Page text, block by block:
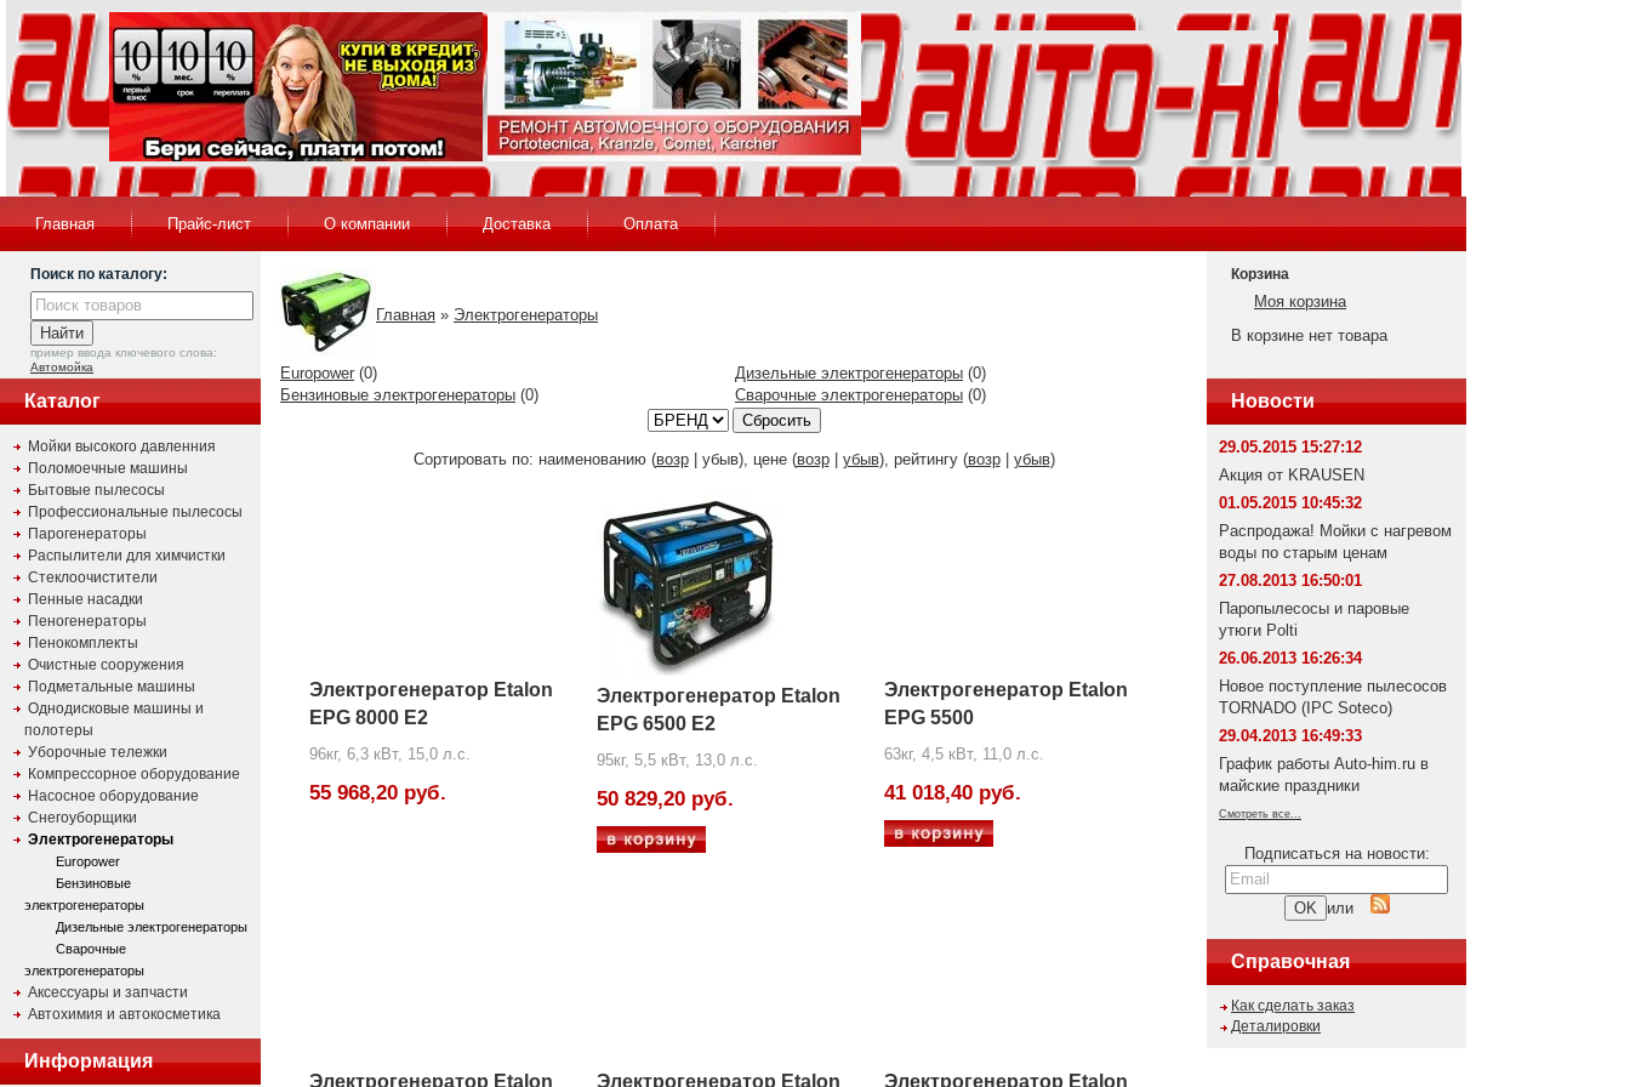
Главная Прайс-лист О компании Доставка Оплата
Поиск по каталогу:
пример ввода ключевого слова:
Автомойка
Каталог
Мойки высокого давленния
Поломоечные машины
Бытовые пылесосы
Профессиональные пылесосы
Парогенераторы
Распылители для химчистки
Стеклоочистители
Пенные насадки
Пеногенераторы
Пенокомплекты
Очистные сооружения
Подметальные машины
Однодисковые машины и
полотеры
Уборочные тележки
Компрессорное оборудование
Насосное оборудование
Снегоуборщики
Электрогенераторы
Europower
Бензиновые
электрогенераторы
Дизельные электрогенераторы
Сварочные
электрогенераторы
Аксессуары и запчасти
Автохимия и автокосметика
Информация
Главная » Электрогенераторы
Europower (0)
Бензиновые электрогенераторы (0)
Дизельные электрогенераторы (0)
Сварочные электрогенераторы (0)
Сбросить
Сортировать по: наименованию (возр| убыв), цене (возр| убыв), рейтингу (возр| убыв)
Электрогенератор Etalon
EPG 8000 E2
96кг, 6,3 кВт, 15,0 л.с.
55 968,20 руб.
Электрогенератор Etalon
EPG 6500 E2
95кг, 5,5 кВт, 13,0 л.с.
50 829,20 руб.
Электрогенератор Etalon
EPG 5500
63кг, 4,5 кВт, 11,0 л.с.
41 018,40 руб.
Электрогенератор Etalon Электрогенератор Etalon Электрогенератор Etalon
Корзина
Моя корзина
В корзине нет товара
Новости
29.05.2015 15:27:12
Акция от KRAUSEN
01.05.2015 10:45:32
Распродажа! Мойки с нагревом
воды по старым ценам
27.08.2013 16:50:01
Паропылесосы и паровые
утюги Polti
26.06.2013 16:26:34
Новое поступление пылесосов
TORNADO (IPC Soteco)
29.04.2013 16:49:33
График работы Auto-him.ru в
майские праздники
Смотреть все...
Подписаться на новости:
или
Справочная
Как сделать заказ
Деталировки